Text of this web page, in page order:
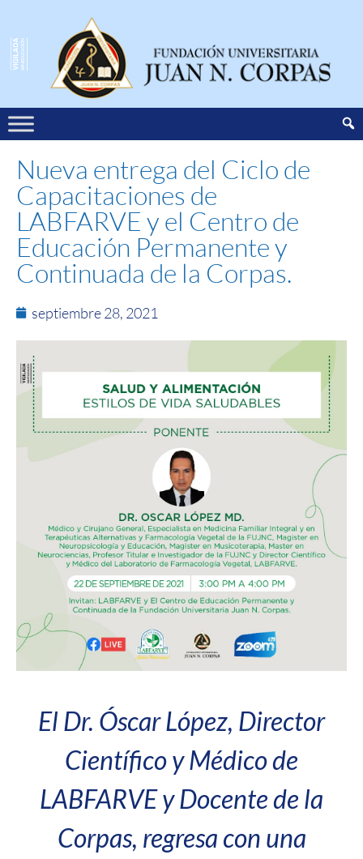
Nueva entrega del Ciclo de
Capacitaciones de
LABFARVE y el Centro de
Educación Permanente y
Continuada de la Corpas.
septiembre 28, 2021
El Dr. Óscar López, Director
Científico y Médico de
LABFARVE y Docente de la
Corpas, regresa con una